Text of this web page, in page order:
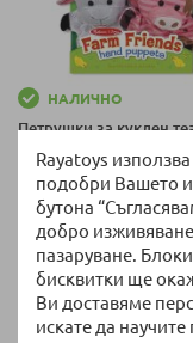
Rayatoys
подобри Вашето
бутона
добро
пазаруване.
бисквитки ще
Ви доставяме
искате да
НАЛИЧНО
Петрушки за куклен
фермата 4 броя 19080
29,60 €/57,89 лв.
Покажи по
Куклените игри са